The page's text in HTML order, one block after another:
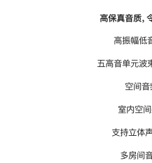
高保真音质，
高振幅低
五高音单元波
空间音
室内空
支持立体
多房间